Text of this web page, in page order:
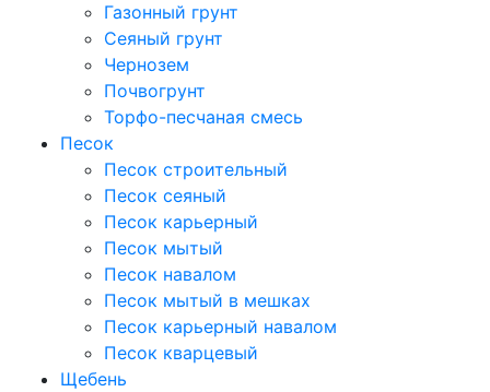
Газонный грунт
Сеяный грунт
Чернозем
Почвогрунт
Торфо-песчаная смесь
Песок
Песок строительный
Песок сеяный
Песок карьерный
Песок мытый
Песок навалом
Песок мытый в мешках
Песок карьерный навалом
Песок кварцевый
Щебень